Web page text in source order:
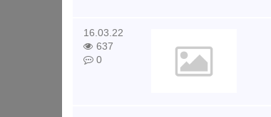
16.03.22
637
0